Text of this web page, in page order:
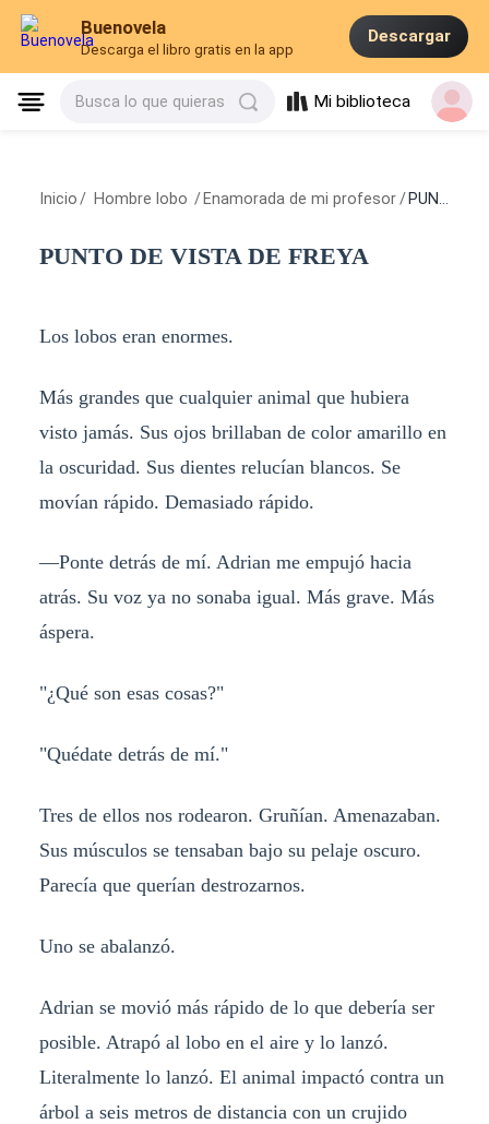
Buenovela
Descarga el libro gratis en la app
Descargar
Busca lo que quieras Mi biblioteca
Inicio / Hombre lobo / Enamorada de mi profesor / PUNTO DE VISTA DE FREYA
PUNTO DE VISTA DE FREYA
Los lobos eran enormes.
Más grandes que cualquier animal que hubiera
visto jamás. Sus ojos brillaban de color amarillo en
la oscuridad. Sus dientes relucían blancos. Se
movían rápido. Demasiado rápido.
—Ponte detrás de mí. Adrian me empujó hacia
atrás. Su voz ya no sonaba igual. Más grave. Más
áspera.
"¿Qué son esas cosas?"
"Quédate detrás de mí."
Tres de ellos nos rodearon. Gruñían. Amenazaban.
Sus músculos se tensaban bajo su pelaje oscuro.
Parecía que querían destrozarnos.
Uno se abalanzó.
Adrian se movió más rápido de lo que debería ser
posible. Atrapó al lobo en el aire y lo lanzó.
Literalmente lo lanzó. El animal impactó contra un
árbol a seis metros de distancia con un crujido